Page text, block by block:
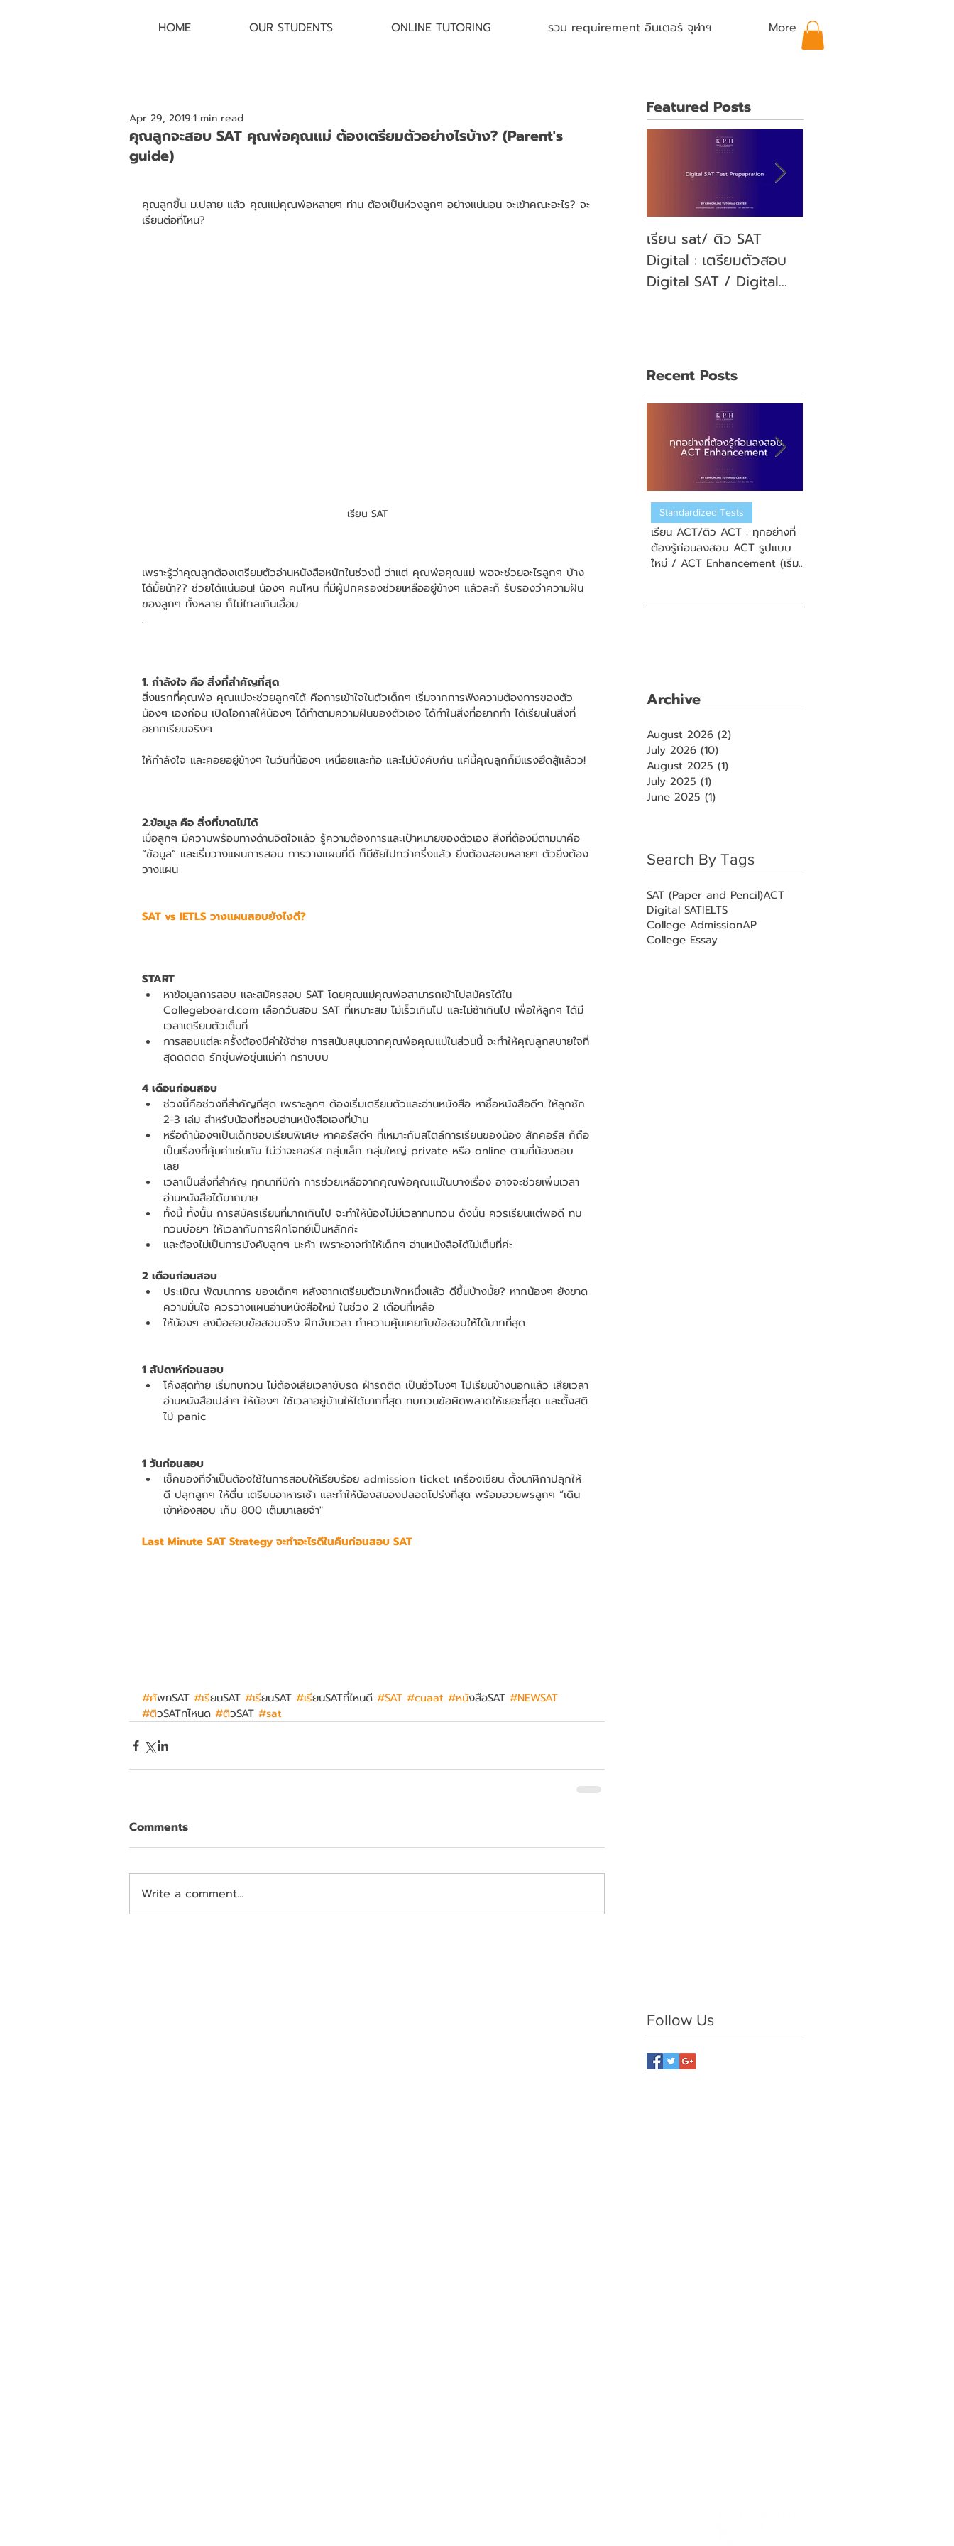
HOME OUR STUDENTS ONLINE TUTORING รวม requirement อินเตอร์ จุฬาฯ More
คุณลูกจะสอบ SAT คุณพ่อคุณแม่ ต้องเตรียมตัวอย่างไรบ้าง? (Parent's
guide)
Apr 29, 20191 min read
คุณลูกขึ้น ม.ปลาย แล้ว คุณแม่คุณพ่อหลายๆ ท่าน ต้องเป็นห่วงลูกๆ อย่างแน่นอน จะเข้าคณะอะไร? จะ
เรียนต่อที่ไหน?
เรียน SAT
เพราะรู้ว่าคุณลูกต้องเตรียมตัวอ่านหนังสือหนักในช่วงนี้ ว่าแต่ คุณพ่อคุณแม่ พอจะช่วยอะไรลูกๆ บ้าง
ได้มั้ยน้า?? ช่วยได้แน่นอน! น้องๆ คนไหน ที่มีผู้ปกครองช่วยเหลืออยู่ข้างๆ แล้วละก็ รับรองว่าความฝัน
ของลูกๆ ทั้งหลาย ก็ไม่ไกลเกินเอื้อม
.
1. กำลังใจ คือ สิ่งที่สำคัญที่สุด
สิ่งแรกที่คุณพ่อ คุณแม่จะช่วยลูกๆได้ คือการเข้าใจในตัวเด็กๆ เริ่มจากการฟังความต้องการของตัว
น้องๆ เองก่อน เปิดโอกาสให้น้องๆ ได้ทำตามความฝันของตัวเอง ได้ทำในสิ่งที่อยากทำ ได้เรียนในสิ่งที่
อยากเรียนจริงๆ
ให้กำลังใจ และคอยอยู่ข้างๆ ในวันที่น้องๆ เหนื่อยและท้อ และไม่บังคับกัน แค่นี้คุณลูกก็มีแรงฮึดสู้แล้วว!
2.ข้อมูล คือ สิ่งที่ขาดไม่ได้
เมื่อลูกๆ มีความพร้อมทางด้านจิตใจแล้ว รู้ความต้องการและเป้าหมายของตัวเอง สิ่งที่ต้องมีตามมาคือ
“ข้อมูล” และเริ่มวางแผนการสอบ การวางแผนที่ดี ก็มีชัยไปกว่าครึ่งแล้ว ยิ่งต้องสอบหลายๆ ตัวยิ่งต้อง
วางแผน
SAT vs IETLS วางแผนสอบยังไงดี?
START
หาข้อมูลการสอบ และสมัครสอบ SAT โดยคุณแม่คุณพ่อสามารถเข้าไปสมัครได้ใน
Collegeboard.com เลือกวันสอบ SAT ที่เหมาะสม ไม่เร็วเกินไป และไม่ช้าเกินไป เพื่อให้ลูกๆ ได้มี
เวลาเตรียมตัวเต็มที่
การสอบแต่ละครั้งต้องมีค่าใช้จ่าย การสนับสนุนจากคุณพ่อคุณแม่ในส่วนนี้ จะทำให้คุณลูกสบายใจที่
สุดดดดด รักขุ่นพ่อขุ่นแม่ค่า กราบบบ
4 เดือนก่อนสอบ
ช่วงนี้คือช่วงที่สำคัญที่สุด เพราะลูกๆ ต้องเริ่มเตรียมตัวและอ่านหนังสือ หาซื้อหนังสือดีๆ ให้ลูกซัก
2-3 เล่ม สำหรับน้องที่ชอบอ่านหนังสือเองที่บ้าน
หรือถ้าน้องๆเป็นเด็กชอบเรียนพิเศษ หาคอร์สดีๆ ที่เหมาะกับสไตล์การเรียนของน้อง สักคอร์ส ก็ถือ
เป็นเรื่องที่คุ้มค่าเช่นกัน ไม่ว่าจะคอร์ส กลุ่มเล็ก กลุ่มใหญ่ private หรือ online ตามที่น้องชอบ
เลย
เวลาเป็นสิ่งที่สำคัญ ทุกนาทีมีค่า การช่วยเหลือจากคุณพ่อคุณแม่ในบางเรื่อง อาจจะช่วยเพิ่มเวลา
อ่านหนังสือได้มากมาย
ทั้งนี้ ทั้งนั้น การสมัครเรียนที่มากเกินไป จะทำให้น้องไม่มีเวลาทบทวน ดังนั้น ควรเรียนแต่พอดี ทบ
ทวนบ่อยๆ ให้เวลากับการฝึกโจทย์เป็นหลักค่ะ
และต้องไม่เป็นการบังคับลูกๆ นะค้า เพราะอาจทำให้เด็กๆ อ่านหนังสือได้ไม่เต็มที่ค่ะ
2 เดือนก่อนสอบ
ประเมิณ พัฒนาการ ของเด็กๆ หลังจากเตรียมตัวมาพักหนึ่งแล้ว ดีขึ้นบ้างมั้ย? หากน้องๆ ยังขาด
ความมั่นใจ ควรวางแผนอ่านหนังสือใหม่ ในช่วง 2 เดือนที่เหลือ
ให้น้องๆ ลงมือสอบข้อสอบจริง ฝึกจับเวลา ทำความคุ้นเคยกับข้อสอบให้ได้มากที่สุด
1 สัปดาห์ก่อนสอบ
โค้งสุดท้าย เริ่มทบทวน ไม่ต้องเสียเวลาขับรถ ฝ่ารถติด เป็นชั่วโมงๆ ไปเรียนข้างนอกแล้ว เสียเวลา
อ่านหนังสือเปล่าๆ ให้น้องๆ ใช้เวลาอยู่บ้านให้ได้มากที่สุด ทบทวนข้อผิดพลาดให้เยอะที่สุด และตั้งสติ
ไม่ panic
1 วันก่อนสอบ
เช็คของที่จำเป็นต้องใช้ในการสอบให้เรียบร้อย admission ticket เครื่องเขียน ตั้งนาฬิกาปลุกให้
ดี ปลุกลูกๆ ให้ตื่น เตรียมอาหารเช้า และทำให้น้องสมองปลอดโปร่งที่สุด พร้อมอวยพรลูกๆ “เดิน
เข้าห้องสอบ เก็บ 800 เต็มมาเลยจ้า"
Last Minute SAT Strategy จะทำอะไรดีในคืนก่อนสอบ SAT
#ศัพทSAT #เรียนSAT #เรียนSAT #เรียนSATที่ไหนดี #SAT #cuaat #หนังสือSAT #NEWSAT
#ติวSATทไหนด #ติวSAT #sat
Comments
Write a comment...
Featured Posts
เรียน sat/ ติว SAT
Digital : เตรียมตัวสอบ
Digital SAT / Digital
Recent Posts
เรียน ACT/ติว ACT : ทุกอย่างที่
ต้องรู้ก่อนลงสอบ ACT รูปแบบ
ใหม่ / ACT Enhancement (เริ่ม
Standardized Tests
Archive
August 2026 (2)
July 2026 (10)
August 2025 (1)
July 2025 (1)
June 2025 (1)
Search By Tags
SAT (Paper and Pencil)ACT
Digital SATIELTS
College AdmissionAP
College Essay
Follow Us